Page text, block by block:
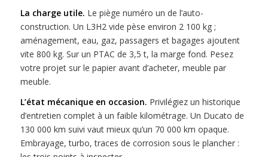
La charge utile. Le piège numéro un de l’auto-
construction. Un L3H2 vide pèse environ 2 100 kg ;
aménagement, eau, gaz, passagers et bagages ajoutent
vite 800 kg. Sur un PTAC de 3,5 t, la marge fond. Pesez
votre projet sur le papier avant d’acheter, meuble par
meuble.
L’état mécanique en occasion. Privilégiez un historique
d’entretien complet à un faible kilométrage. Un Ducato de
130 000 km suivi vaut mieux qu’un 70 000 km opaque.
Embrayage, turbo, traces de corrosion sous le plancher :